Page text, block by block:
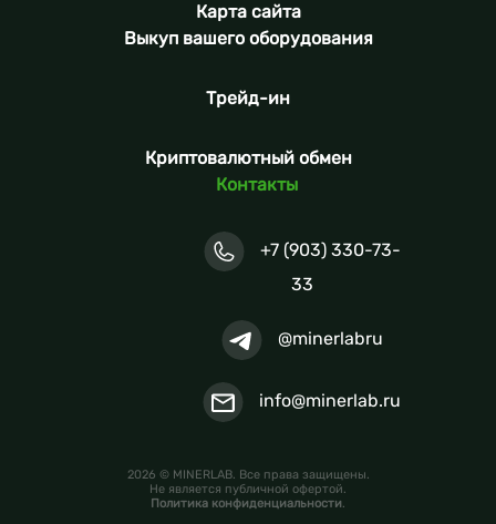
Карта сайта
Выкуп вашего оборудования
Трейд-ин
Криптовалютный обмен
Контакты
+7 (903) 330-73-
33
@minerlabru
info@minerlab.ru
2026 © MINERLAB. Все права защищены.
Не является публичной офертой.
Политика конфиденциальности.